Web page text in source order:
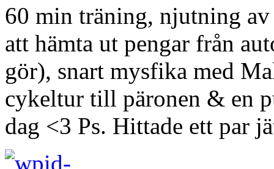
60 min träning, njutning
att hämta ut pengar från
gör), snart mysfika med
cykeltur till päronen & en
dag <3 Ps. Hittade ett par